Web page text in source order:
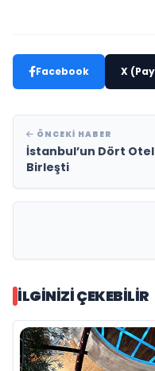
Facebook X
ÖNCEKI HABER
İstanbul’un Dört
Birleşti
İLGINIZI ÇEKEBILIR